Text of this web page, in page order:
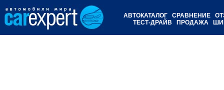
АВТОКАТАЛОГ СРАВНЕНИЕ
ТЕСТ-ДРАЙВ
ПРОДАЖА